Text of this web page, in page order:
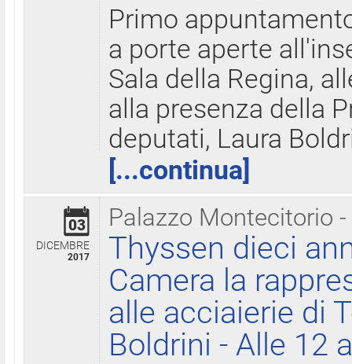
Primo
a porte aperte
Sala della Regina,
alla presenza della
deputati, Laura
[...continua]
Palazzo Montecitorio
03
DICEMBRE
2017
Thyssen dieci
Camera la
alle acciaierie di
Boldrini - Alle 12